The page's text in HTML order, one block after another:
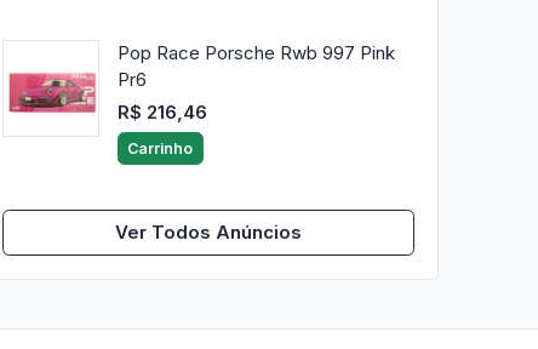
Pop Race Porsche Rwb 997 Pink
Pr6
R$ 216,46
Carrinho
Ver Todos Anúncios